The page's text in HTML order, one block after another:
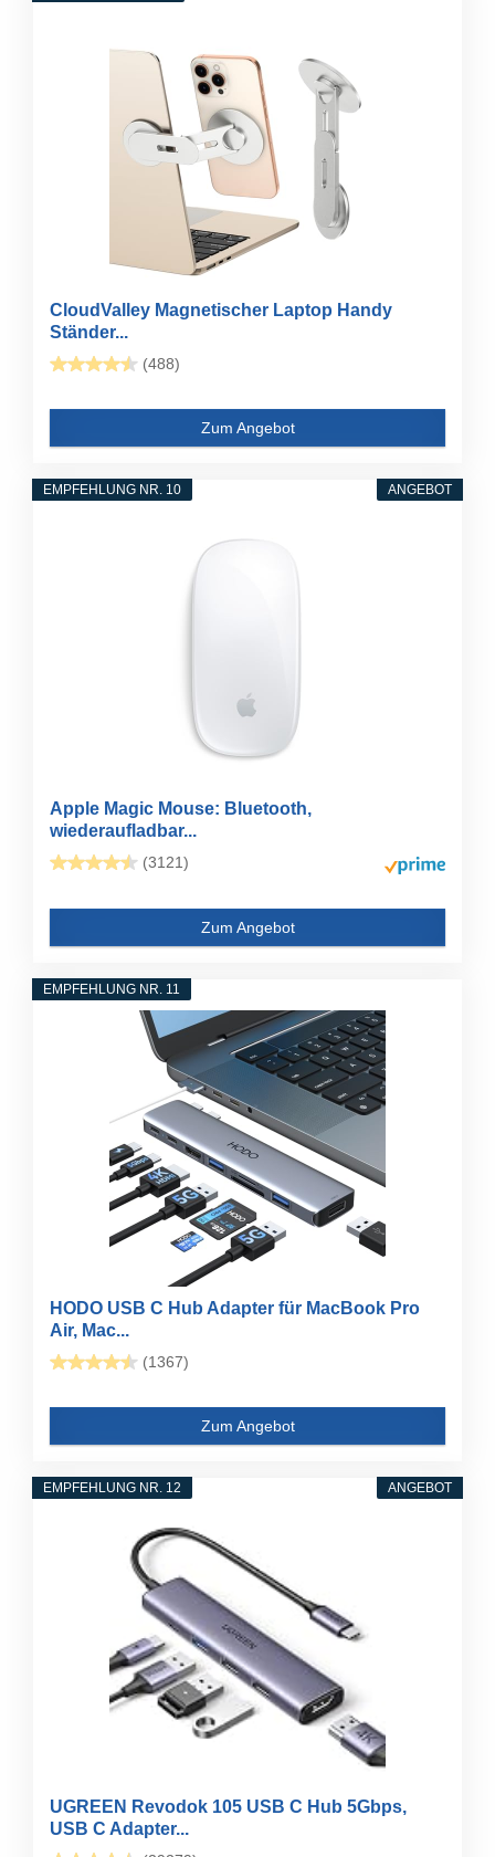
CloudValley Magnetischer Laptop Handy
Ständer...
(488)
Zum Angebot
ANGEBOT
EMPFEHLUNG NR. 10
Apple Magic Mouse: Bluetooth,
wiederaufladbar...
(3121)
Zum Angebot
EMPFEHLUNG NR. 11
HODO USB C Hub Adapter für MacBook Pro
Air, Mac...
(1367)
Zum Angebot
ANGEBOT
EMPFEHLUNG NR. 12
UGREEN Revodok 105 USB C Hub 5Gbps,
USB C Adapter...